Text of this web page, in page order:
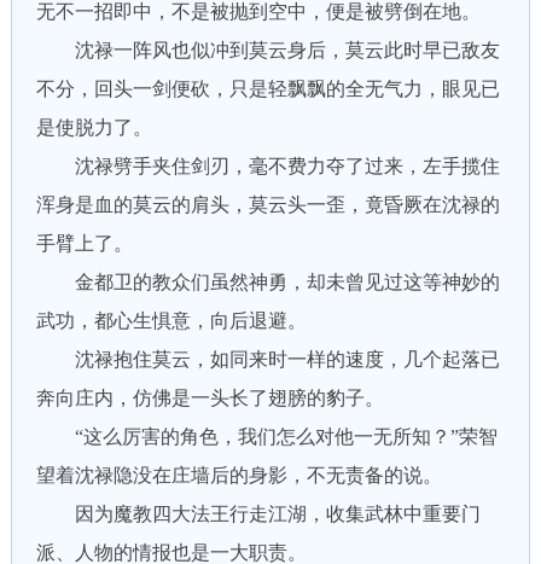
无不一招即中，不是被抛到空中，便是被劈倒在地。
沈禄一阵风也似冲到莫云身后，莫云此时早已敌友
不分，回头一剑便砍，只是轻飘飘的全无气力，眼见已
是使脱力了。
沈禄劈手夹住剑刃，毫不费力夺了过来，左手揽住
浑身是血的莫云的肩头，莫云头一歪，竟昏厥在沈禄的
手臂上了。
金都卫的教众们虽然神勇，却未曾见过这等神妙的
武功，都心生惧意，向后退避。
沈禄抱住莫云，如同来时一样的速度，几个起落已
奔向庄内，仿佛是一头长了翅膀的豹子。
“这么厉害的角色，我们怎么对他一无所知？”荣智
望着沈禄隐没在庄墙后的身影，不无责备的说。
因为魔教四大法王行走江湖，收集武林中重要门
派、人物的情报也是一大职责。